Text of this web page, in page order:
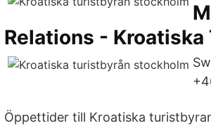
Relations -
Öppettider till Kroatiska